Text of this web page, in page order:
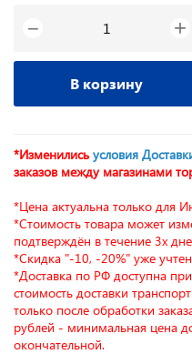
− +
В корзину
*Изменились условия
заказов между магазинами
*Цена актуальна только для
*Стоимость товара может
подтверждён в течение 3х
*Скидка "-10, -20%" уже
*Доставка по РФ доступна
стоимость доставки
только после обработки
рублей - минимальная цена
окончательной.